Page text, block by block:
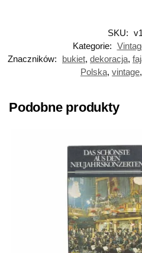
SKU:
Kategorie:
Znaczników:
bukiet, dekoracja,
Polska, vintage,
Podobne produkty